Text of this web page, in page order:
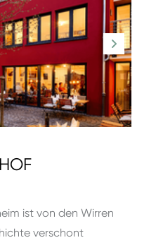
ist von den Wirren
verschont